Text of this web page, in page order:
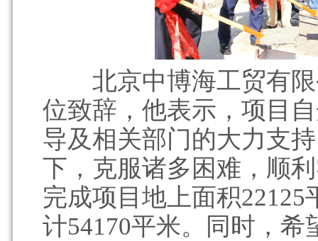
北京中博海工贸有限
位致辞，他表示，项目
导及相关部门的大力支
下，克服诸多困难，顺
完成项目地上面积
计54170平米。同时，